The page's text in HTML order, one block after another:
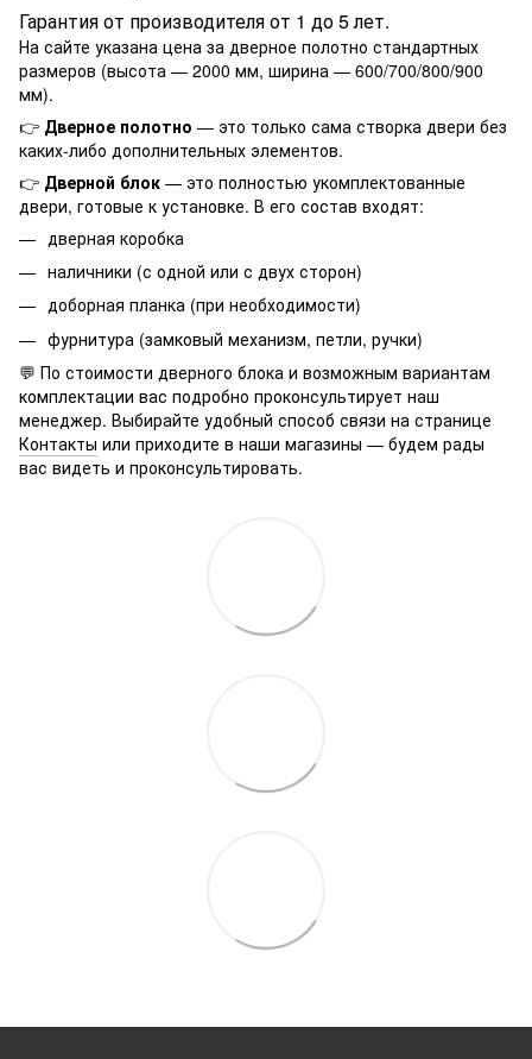
Гарантия от производителя от 1 до 5 лет.
На сайте указана цена за дверное полотно стандартных
размеров (высота — 2000 мм, ширина — 600/700/800/900
мм).
👉 Дверное полотно — это только сама створка двери без
каких-либо дополнительных элементов.
👉 Дверной блок — это полностью укомплектованные
двери, готовые к установке. В его состав входят:
дверная коробка
наличники (с одной или с двух сторон)
доборная планка (при необходимости)
фурнитура (замковый механизм, петли, ручки)
💬 По стоимости дверного блока и возможным вариантам
комплектации вас подробно проконсультирует наш
менеджер. Выбирайте удобный способ связи на странице
Контакты или приходите в наши магазины — будем рады
вас видеть и проконсультировать.